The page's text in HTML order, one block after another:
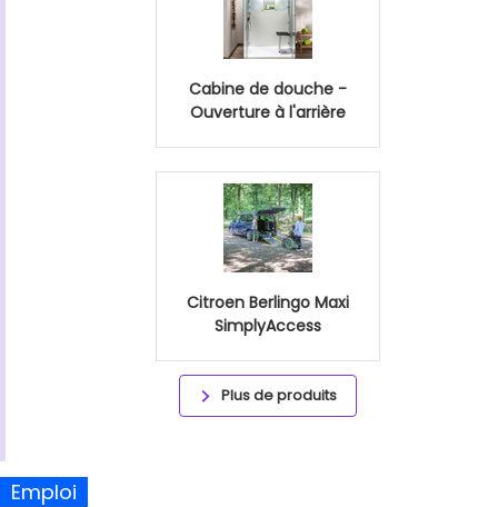
Cabine de douche -
Ouverture à l'arrière
Citroen Berlingo Maxi
SimplyAccess
Plus de produits
Emploi